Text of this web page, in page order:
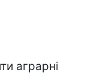
аграрні